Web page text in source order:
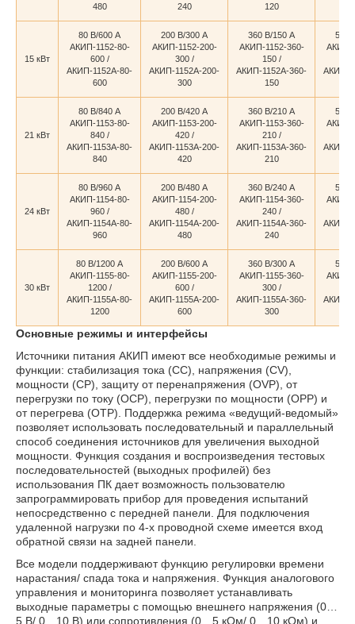
480
240
120
15 кВт
80 В/600 А
АКИП-1152-80-
600 /
АКИП-1152А-80-
600
200 В/300 А
АКИП-1152-200-
300 /
АКИП-1152А-200-
300
360 В/150 А
АКИП-1152-360-
150 /
АКИП-1152А-360-
150
500
АКИП-
АКИП-
21 кВт
80 В/840 А
АКИП-1153-80-
840 /
АКИП-1153А-80-
840
200 В/420 А
АКИП-1153-200-
420 /
АКИП-1153А-200-
420
360 В/210 А
АКИП-1153-360-
210 /
АКИП-1153А-360-
210
500
АКИП-
АКИП-
24 кВт
80 В/960 А
АКИП-1154-80-
960 /
АКИП-1154А-80-
960
200 В/480 А
АКИП-1154-200-
480 /
АКИП-1154А-200-
480
360 В/240 А
АКИП-1154-360-
240 /
АКИП-1154А-360-
240
500
АКИП-
АКИП-
30 кВт
80 В/1200 А
АКИП-1155-80-
1200 /
АКИП-1155А-80-
1200
200 В/600 А
АКИП-1155-200-
600 /
АКИП-1155А-200-
600
360 В/300 А
АКИП-1155-360-
300 /
АКИП-1155А-360-
300
500
АКИП-
АКИП-
Основные режимы и интерфейсы
Источники питания АКИП имеют все необходимые режимы и
функции: стабилизация тока (СС), напряжения (CV),
мощности (CP), защиту от перенапряжения (OVP), от
перегрузки по току (OCP), перегрузки по мощности (OPP) и
от перегрева (OTP). Поддержка режима «ведущий-ведомый»
позволяет использовать последовательный и параллельный
способ соединения источников для увеличения выходной
мощности. Функция создания и воспроизведения тестовых
последовательностей (выходных профилей) без
использования ПК дает возможность пользователю
запрограммировать прибор для проведения испытаний
непосредственно с передней панели. Для подключения
удаленной нагрузки по 4-х проводной схеме имеется вход
обратной связи на задней панели.
Все модели поддерживают функцию регулировки времени
нарастания/ спада тока и напряжения. Функция аналогового
управления и мониторинга позволяет устанавливать
выходные параметры с помощью внешнего напряжения (0…
5 В/ 0…10 В) или сопротивления (0…5 кОм/ 0…10 кОм) и